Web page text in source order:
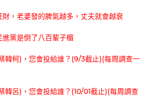
，老婆發的脾氣越多，丈夫就會越衰
黨是倒了八百輩子楣
韓柯)，您會投給誰？(9/3截止)(每周調查一
韓呂)，您會投給誰？(10/01截止)(每周調查